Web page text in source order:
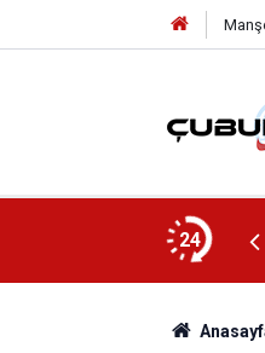
24
AYBÜ’LÜ 1504 ÖĞRENCİ